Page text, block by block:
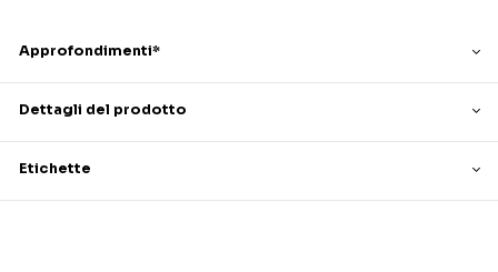
Approfondimenti*
Dettagli del prodotto
Etichette